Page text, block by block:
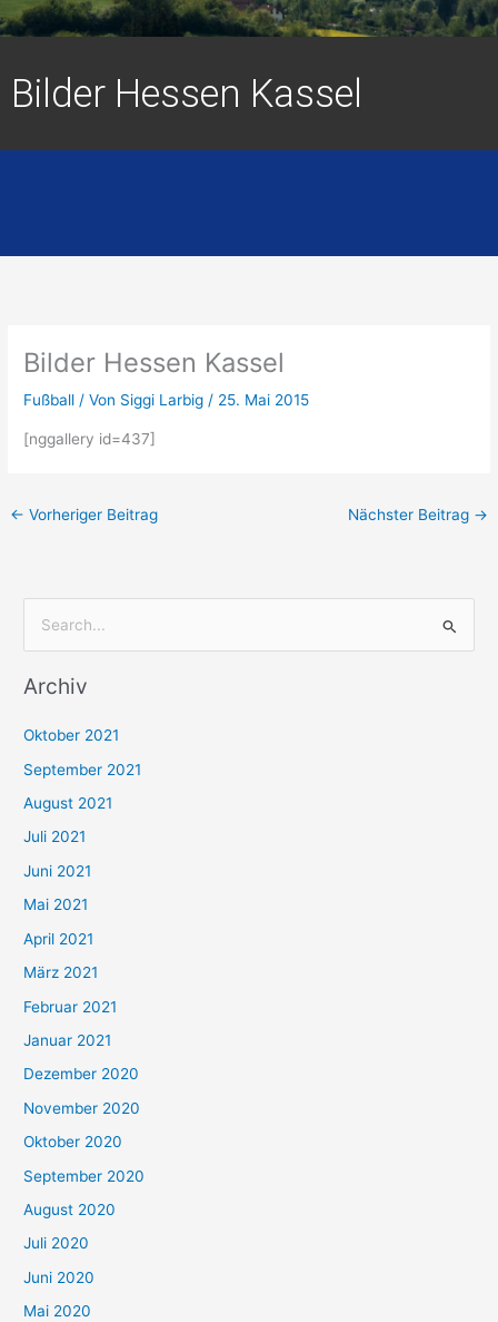
Bilder Hessen Kassel
Bilder Hessen Kassel
Fußball / Von Siggi Larbig/ 25. Mai 2015
[nggallery id=437]
← Vorheriger Beitrag Nächster Beitrag →
c
n
n
a
c
h
:
Archiv
Oktober 2021
September 2021
August 2021
Juli 2021
Juni 2021
Mai 2021
April 2021
März 2021
Februar 2021
Januar 2021
Dezember 2020
November 2020
Oktober 2020
September 2020
August 2020
Juli 2020
Juni 2020
Mai 2020